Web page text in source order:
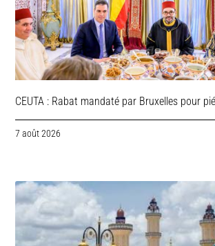
CEUTA : Rabat mandaté par Bruxelles pour
7 août 2026